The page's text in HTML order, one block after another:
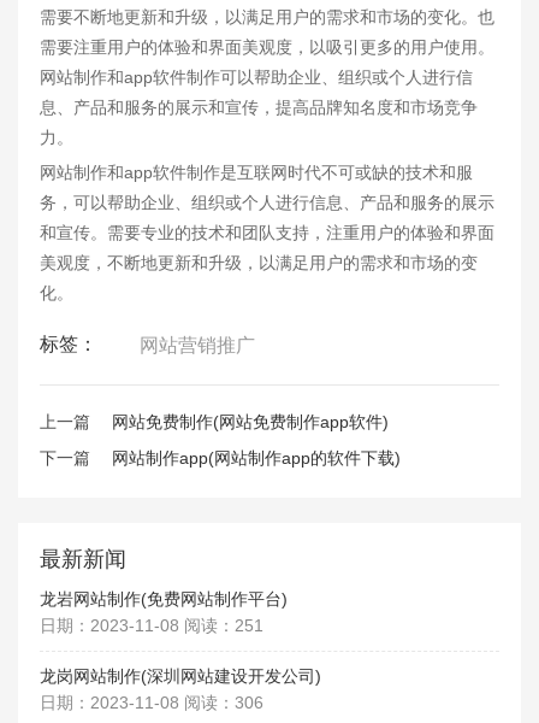
需要不断地更新和升级，以满足用户的需求和市场的变化。也
需要注重用户的体验和界面美观度，以吸引更多的用户使用。
网站制作和app软件制作可以帮助企业、组织或个人进行信
息、产品和服务的展示和宣传，提高品牌知名度和市场竞争
力。
网站制作和app软件制作是互联网时代不可或缺的技术和服
务，可以帮助企业、组织或个人进行信息、产品和服务的展示
和宣传。需要专业的技术和团队支持，注重用户的体验和界面
美观度，不断地更新和升级，以满足用户的需求和市场的变
化。
标签： 网站营销推广
上一篇
网站免费制作(网站免费制作app软件)
下一篇
网站制作app(网站制作app的软件下载)
最新新闻
龙岩网站制作(免费网站制作平台)
日期：2023-11-08 阅读：251
龙岗网站制作(深圳网站建设开发公司)
日期：2023-11-08 阅读：306